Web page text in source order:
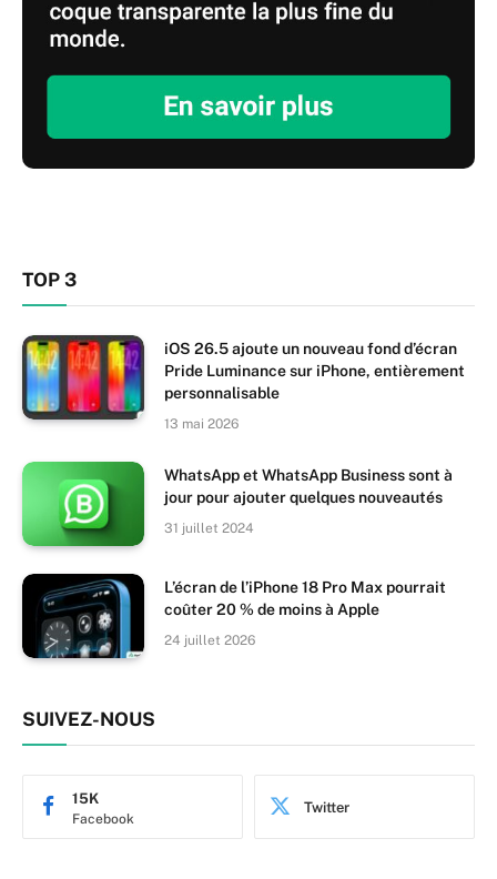
TOP 3
iOS 26.5 ajoute un nouveau fond d’écran
Pride Luminance sur iPhone, entièrement
personnalisable
13 mai 2026
WhatsApp et WhatsApp Business sont à
jour pour ajouter quelques nouveautés
31 juillet 2024
L’écran de l’iPhone 18 Pro Max pourrait
coûter 20 % de moins à Apple
24 juillet 2026
SUIVEZ-NOUS
Facebook
15K Twitter